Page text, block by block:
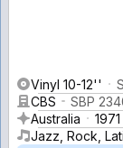
Vinyl 10-12''
CBS
SBP
Australia
1971
Jazz, Rock,